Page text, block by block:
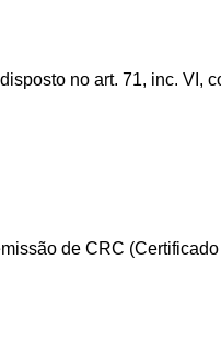
no art. 71, inc. VI,
de CRC